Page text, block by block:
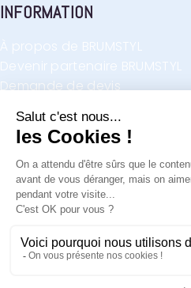
INFORMATION
À propos de BRUMSTYL
Devenir partenaire BRUMSTYL
Demande de devis
F.A.Q.
RETROUVEZ-NOUS